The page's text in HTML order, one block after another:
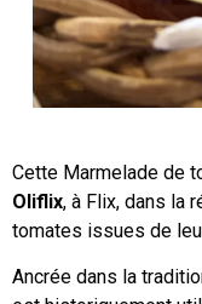
Cette Marmelade de
Oliflix, à Flix, dans la
tomates issues de
Ancrée dans la